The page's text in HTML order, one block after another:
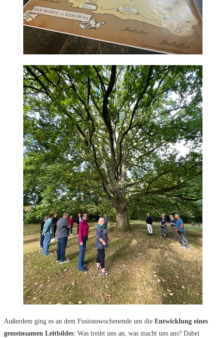
Außerdem ging es an dem Fusionswochenende um die Entwicklung eines
gemeinsamen Leitbildes: Was treibt uns an, was macht uns aus? Dabei